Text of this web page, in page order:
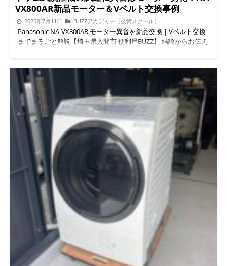
て使えますか？ A. 分解洗浄・整備済みであれば安心度は高いで
す。当社は分解して内部の埃・カビ・汚れを目視確認したうえで
整備しているので、外側から見えない部分まで状態を把握できて
います。 Q. ドラム洗濯機中古買い替えのタイミングはいつがい
いですか？ A. 「乾かない」「臭いが取れない」と感じ始めた頃
か？ A. 一般的には持ち込みの方がお安くなる傾向があります。
詳細は料金ページでご確認ください。 Q. 対応エリア外でも相談
できますか？ A. 関東全域で伺える範囲は柔軟に対応しています
ので、まずはLINEやお電話でお気軽にご相談ください。 まとめ
ドラム洗濯機中古をお探しなら、分解洗浄・整備済みの日立BD-
SX110Eをぜひチェックしてみてください。国内初のドラム洗濯
機専用ガレージ「BUZZ PRO LAB」が仕上げた一台です。ドラム
洗濯機中古買取・中古販売・持ち込み分解整備洗浄まで、埼玉・
東京・神奈川をはじめ関東全域で対応しています。
LINEで問
い合わせる 便利屋BUZZ／BUZZ PRO LAB（埼玉県入間市）｜所
沢市・狭山市・飯能市・青梅市など近隣エリア対応｜関東全域出
張可 続きを読む
出張修理はもちろん、ご自身でのガレージ持ち込みも大歓迎で
す。 今回入庫したNA-VX800AR本体 2. 給水弁の取り外し 給水異
常の原因となっていた給水弁 本体裏面から給水弁ユニットを取
り外し 3. 新品給水弁への交換 左が新品、右が劣化していた不具
合品。内部ゴムの硬化がひと目で分かります 4. 給水テストで正
い、U14エラーが再表示されないことを確認してから納品してい
ます。 「うちの洗濯機もU14かも…」と思ったら、写真1枚送る
だけでOK。まずはLINEで気軽に症状を教えてください。 LINEで
無料相談する 便利屋BUZZ 公式サイト 自分で修理できる？業者に
依頼すべきタイミング 結論として、給水弁交換は水道と直結す
る部品のため、パッキンの向きや締め付けを誤ると水漏れにつな
がります。ご自身で作業される場合は、必ず止水栓を閉めた状態
で行い、不安がある場合は無理をせず業者に相談するのがおすす
めです。 分解経験がない → 業者依頼が安全 賃貸住宅で水漏れリ
スクを避けたい → 業者依頼が安心 部品だけ知りたい/DIYしたい
→ 型番確認からご相談ください ドラム式洗濯機中古のご相談も
承っています 私たちBUZZ PRO LABは、修理だけでなくドラム式
洗濯機中古の買取・販売・整備もワンストップで行っています。
ドラム式洗濯機中古買取：壊れた・使わなくなった機種も査定可
能 ドラム式洗濯機中古販売：整備済みのドラム式洗濯機中古整
備済み本体を販売 ドラム式洗濯機分解スクール／研究施設：
BUZZアカデミーとして分解・整備のノウハウを共有 ドラム式洗
濯機持ち込み分解整備洗浄：ガレージへの持ち込みで分解洗浄も
対応 「ドラム式洗濯機壊れた」「そろそろドラム式洗濯機中古
買い替えを考えている」という方は、リサイクルショップに出す
前に一度ご相談ください。整備済みの中古品への買い替えなら、
VX800AR新品モーター＆Vベルト交換事例
2026年7月11日 BUZZアカデミー（技術スクール）
Panasonic NA-VX800AR モーター異音を新品交換｜Vベルト交換
までまるごと解説【埼玉県入間市 便利屋BUZZ】 結論からお伝え
Panasonic NA-VX800ARを新品モーターとVベルトに交換し、異
音を完全に解消した現場の様子を、埼玉県入間市のドラム式洗濯
機専用ガレージ「BUZZ PRO LAB」からご紹介します。 目次 試運
転時異音とは？ドラム洗濯機が出すSOSサイン 【現場報告】NA-
VX800AR モーター異音→新品交換で完全解決 なぜBUZZ PRO
LABなのか？国内初のドラム式洗濯機専用ガレージ ドラム洗濯機
中古で悩んでいませんか？壊れた・買い替え・買取まで一括サポ
ート 埃・カビ・詰まりも見逃さない定期点検を 料金の目安とご
依頼の流れ よくある質問（Q&A） まとめ 試運転時異音とは？ド
ラム洗濯機が出すSOSサイン 試運転で聞こえる「ガリガリ」「キ
ュルキュル」「ゴトゴト」といった音は、部品の寿命が近いこと
を教えてくれるサインです。放置すると水漏れや、最悪の場合は
発煙・発火につながることもあるため、早めの点検をおすすめし
ます。 ガリガリ・ギーギー音 → モーターやベアリングの摩耗 キ
ュルキュル・キーキー音 → Vベルトの伸び・劣化 ゴトゴト・ガ
タガタ音 → 内部部品のゆるみ、埃づまり BUZZ PRO LABでは月
間40〜50台のドラム式洗濯機を分解整備しており、現場データ
上も異音トラブルの9割以上がモーターかVベルトに起因してい
ます。まずは異音の種類を聞き分けることが、正しい修理への第
一歩です。 【現場報告】NA-VX800AR モーター異音→新品交換
で完全解決 結論から言うと、今回のPanasonic NA-VX800ARはモ